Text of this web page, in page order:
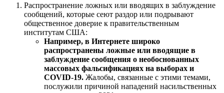
Распространение ложных или вводящих в заблуждение
сообщений, которые сеют раздор или подрывают
общественное доверие к правительственным
институтам США:
Например, в Интернете широко
распространены ложные или вводящие в
заблуждение сообщения о необоснованных
массовых фальсификациях на выборах и
COVID-19. Жалобы, связанные с этими темами,
послужили причиной нападений насильственных